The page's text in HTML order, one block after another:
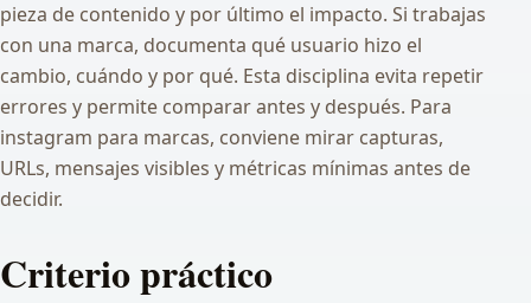
pieza de contenido y por último el impacto. Si trabajas
con una marca, documenta qué usuario hizo el
cambio, cuándo y por qué. Esta disciplina evita repetir
errores y permite comparar antes y después. Para
instagram para marcas, conviene mirar capturas,
URLs, mensajes visibles y métricas mínimas antes de
decidir.
Criterio práctico